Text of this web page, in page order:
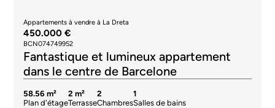
Appartements à vendre à La Dreta
450.000 €
BCN074749952
Fantastique et lumineux appartement
dans le centre de Barcelone
58.56 m²
Plan d'étage
2 m²
Terrasse
2
Chambres
1
Salles de bains